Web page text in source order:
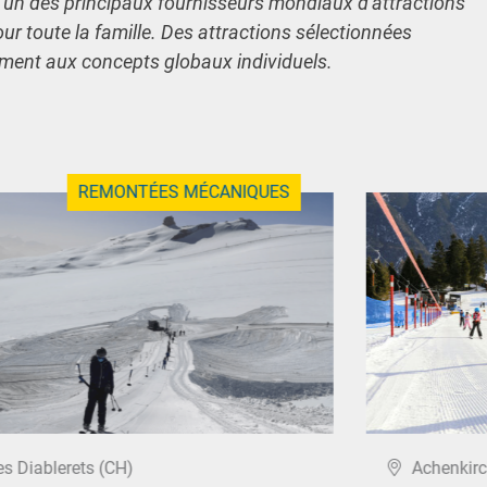
toute la famille. Des attractions sélectionnées
aux concepts globaux individuels.
REMONTÉES MÉCANIQUES
Diablerets (CH)